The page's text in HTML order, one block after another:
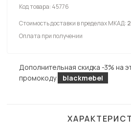
Код товара: 45776
Стоимость доставки в пределах МКАД:
Оплата при получении
Дополнительная скидка -3% на
промокоду
blackmebel